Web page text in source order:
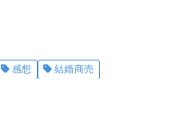
感想 結婚商売